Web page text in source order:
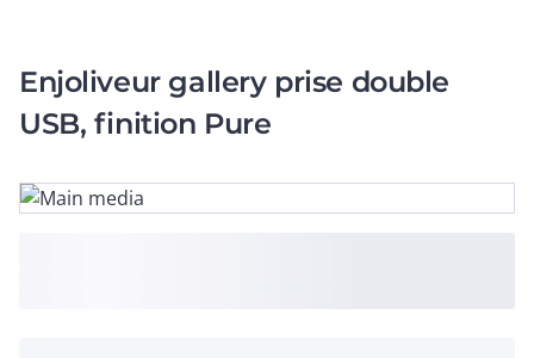
Enjoliveur gallery prise double
USB, finition Pure